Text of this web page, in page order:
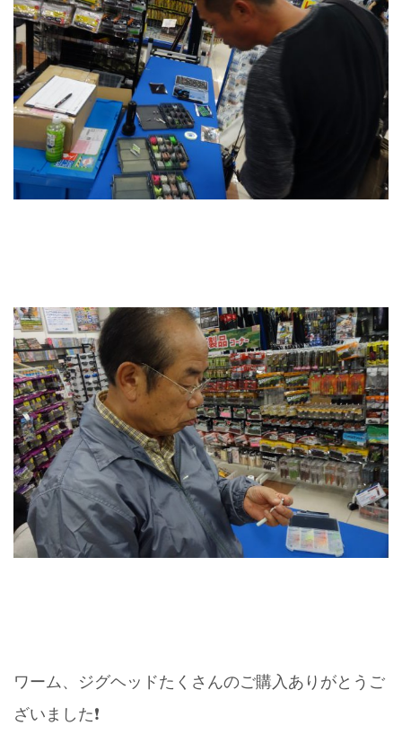
ワーム、ジグヘッドたくさんのご購入ありがとうご
ざいました❗️